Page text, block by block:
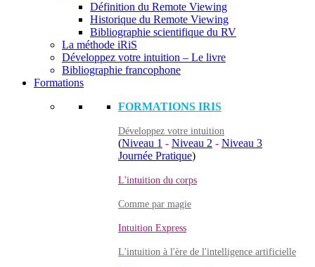
Définition du Remote Viewing
Historique du Remote Viewing
Bibliographie scientifique du RV
La méthode iRiS
Développez votre intuition – Le livre
Bibliographie francophone
Formations
FORMATIONS IRIS
Développez votre intuition
(Niveau 1 - Niveau 2 - Niveau 3
Journée Pratique)
L'intuition du corps
Comme par magie
Intuition Express
L'intuition à l'ère de l'intelligence artificielle